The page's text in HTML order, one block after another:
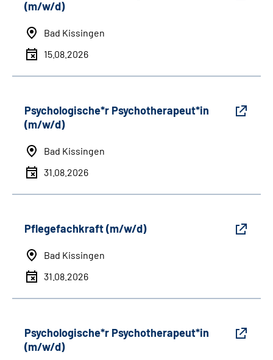
(m/w/d)
Bad Kissingen
15.08.2026
Psychologische*r Psychotherapeut*in
(m/w/d)
Bad Kissingen
31.08.2026
Pflegefachkraft (m/w/d)
Bad Kissingen
31.08.2026
Psychologische*r Psychotherapeut*in
(m/w/d)